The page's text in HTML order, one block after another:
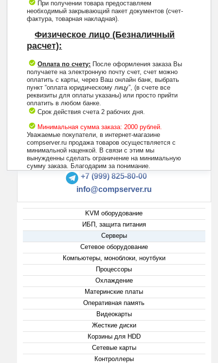
При получении товара предоставляем
необходимый закрывающий пакет документов (счет-
фактура, товарная накладная).
Физическое лицо (Безналичный
расчет):
Оплата по счету: После оформления заказа Вы
получаете на электронную почту счет, счет можно
оплатить с карты, через Ваш онлайн банк, выбрать
пункт “оплата юридическому лицу”, (в счете все
реквизиты для оплаты указаны) или просто прийти
оплатить в любом банке.
Срок действия счета 2 рабочих дня.
Минимальная сумма заказа: 2000 рублей.
Уважаемые покупатели, в интернет-магазине
compserver.ru продажа товаров осуществляется с
минимальной наценкой. В связи с этим мы
вынужденны сделать ограничение на минимальную
сумму заказа. Благодарим за понимание.
+7 (495) 223-13-47
+7 (999) 825-80-00
info@compserver.ru
KVM оборудование
ИБП, защита питания
Серверы
Сетевое оборудование
Компьютеры, моноблоки, ноутбуки
Процессоры
Охлаждение
Материнские платы
Оперативная память
Видеокарты
Жесткие диски
Корзины для HDD
Сетевые карты
Контроллеры